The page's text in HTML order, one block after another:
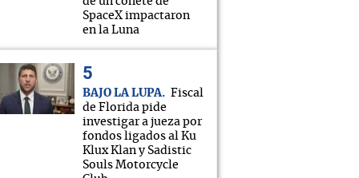
SpaceX impactaron
en la Luna
BAJO LA LUPA
Fiscal
de Florida pide
investigar a jueza por
fondos ligados al Ku
Klux Klan y Sadistic
Souls Motorcycle